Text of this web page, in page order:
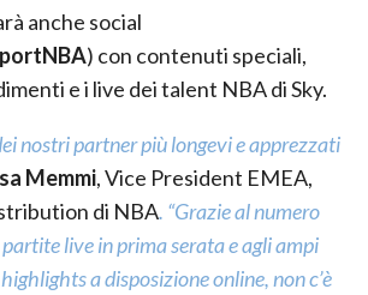
anche social
) con contenuti speciali,
e i live dei talent NBA di Sky.
nostri partner più longevi e apprezzati
Memmi, Vice President EMEA,
di NBA. “Grazie al numero
live in prima serata e agli ampi
a disposizione online, non c’è